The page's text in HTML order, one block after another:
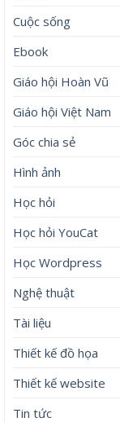
Cuộc sống
Ebook
Giáo hội Hoàn Vũ
Giáo hội Việt Nam
Góc chia sẻ
Hình ảnh
Học hỏi
Học hỏi YouCat
Học Wordpress
Nghệ thuật
Tài liệu
Thiết kế đồ họa
Thiết kế website
Tin tức